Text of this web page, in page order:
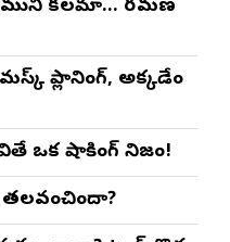
ముని కలమా… రమణ
మస్క్ ప్లానింగ్, అక్కడేం
ఒక షాకింగ్ నిజం!
తలవంచిందా?